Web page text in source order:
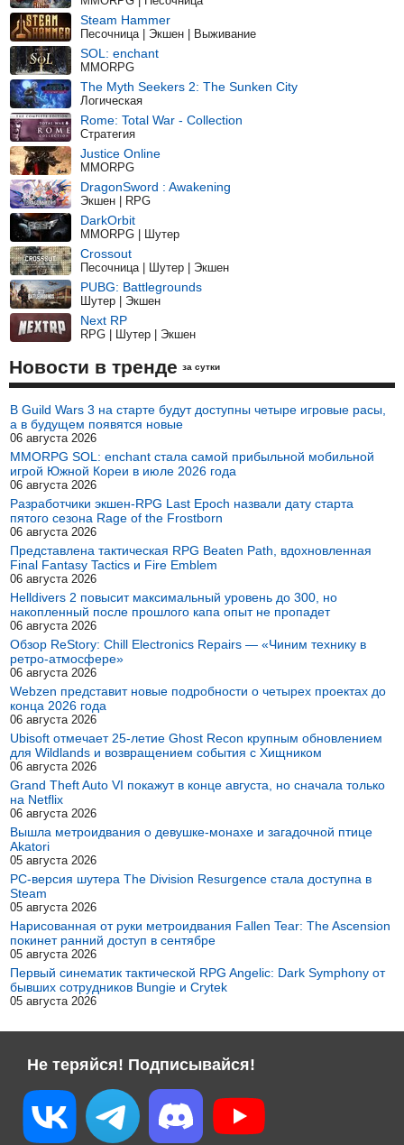
Steam Hammer
Песочница | Экшен | Выживание
SOL: enchant
MMORPG
The Myth Seekers 2: The Sunken City
Логическая
Rome: Total War - Collection
Стратегия
Justice Online
MMORPG
DragonSword : Awakening
Экшен | RPG
DarkOrbit
MMORPG | Шутер
Crossout
Песочница | Шутер | Экшен
PUBG: Battlegrounds
Шутер | Экшен
Next RP
RPG | Шутер | Экшен
Новости в тренде за сутки
В Guild Wars 3 на старте будут доступны четыре игровые расы,
а в будущем появятся новые
06 августа 2026
MMORPG SOL: enchant стала самой прибыльной мобильной
игрой Южной Кореи в июле 2026 года
06 августа 2026
Разработчики экшен-RPG Last Epoch назвали дату старта
пятого сезона Rage of the Frostborn
06 августа 2026
Представлена тактическая RPG Beaten Path, вдохновленная
Final Fantasy Tactics и Fire Emblem
06 августа 2026
Helldivers 2 повысит максимальный уровень до 300, но
накопленный после прошлого капа опыт не пропадет
06 августа 2026
Обзор ReStory: Chill Electronics Repairs — «Чиним технику в
ретро-атмосфере»
06 августа 2026
Webzen представит новые подробности о четырех проектах до
конца 2026 года
06 августа 2026
Ubisoft отмечает 25-летие Ghost Recon крупным обновлением
для Wildlands и возвращением события с Хищником
06 августа 2026
Grand Theft Auto VI покажут в конце августа, но сначала только
на Netflix
06 августа 2026
Вышла метроидвания о девушке-монахе и загадочной птице
Akatori
05 августа 2026
PC-версия шутера The Division Resurgence стала доступна в
Steam
05 августа 2026
Нарисованная от руки метроидвания Fallen Tear: The Ascension
покинет ранний доступ в сентябре
05 августа 2026
Первый синематик тактической RPG Angelic: Dark Symphony от
бывших сотрудников Bungie и Crytek
05 августа 2026
Не теряйся! Подписывайся!